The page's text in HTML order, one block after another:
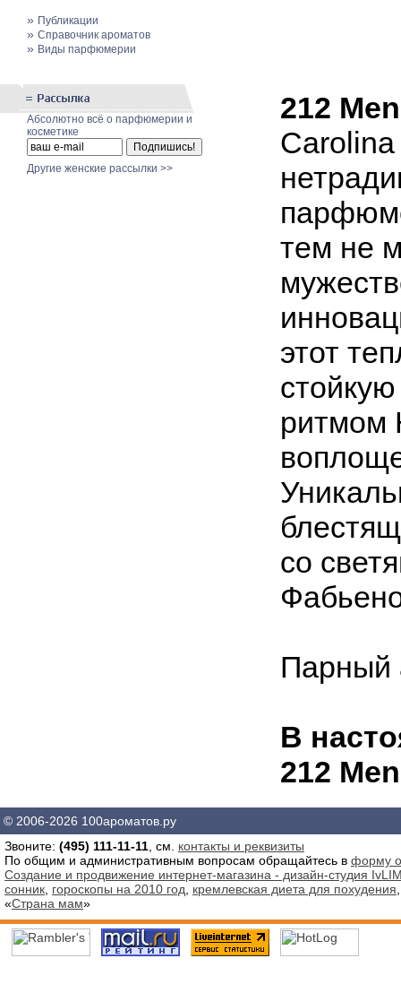
» Публикации
» Cправочник ароматов
» Виды парфюмерии
Абсолютно всё о парфюмерии и
косметике
Другие женские рассылки >>
212 Men
тем не
этот
со
Парный
В
212
© 2006-2026 100ароматов.ру
Звоните: (495) 111-11-11 , см. контакты и реквизиты
По общим и административным вопросам обращайтесь в форму
Создание и продвижение интернет-магазина - дизайн-студия
сонник гороскопы на 2010 год кремлевская диета для похудения
«Страна мам»